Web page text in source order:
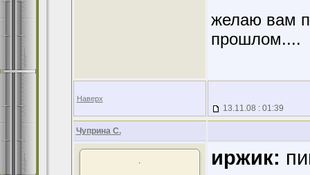
желаю вам
прошлом....
Наверх
13.11.08 : 01:39
Чуприна С.
. иржик: